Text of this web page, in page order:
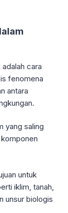
cara
fenomena
antara
yang saling
untuk
iklim, tanah,
unsur biologis